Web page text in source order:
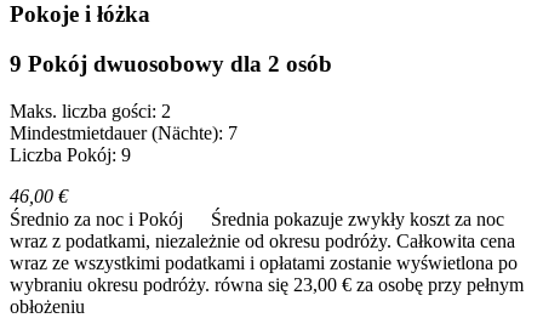
Pokoje i łóżka
9 Pokój dwuosobowy dla 2 osób
Maks. liczba gości: 2
Mindestmietdauer (Nächte): 7
Liczba Pokój: 9
46,00 €
Średnio za noc i Pokój
Średnia pokazuje zwykły koszt za noc
wraz z podatkami, niezależnie od okresu podróży. Całkowita cena
wraz ze wszystkimi podatkami i opłatami zostanie wyświetlona po
wybraniu okresu podróży. równa się 23,00 € za osobę przy pełnym
obłożeniu